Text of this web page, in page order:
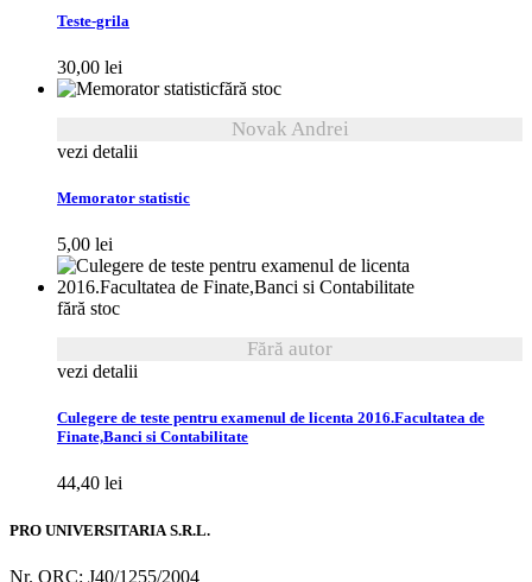
Teste-grila
30,00 lei
fără stoc
Novak Andrei
vezi detalii
Memorator statistic
5,00 lei
fără stoc
Fără autor
vezi detalii
Culegere de teste pentru examenul de licenta 2016.Facultatea de
Finate,Banci si Contabilitate
44,40 lei
PRO UNIVERSITARIA S.R.L.
Nr. ORC: J40/1255/2004